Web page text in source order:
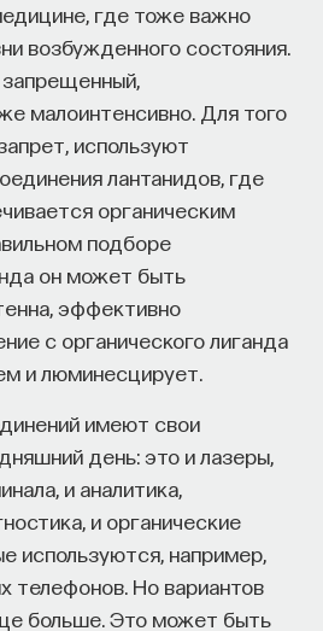
где тоже важно
возбужденного состояния.
малоинтенсивно. Для того
используют
лантанидов, где
органическим
подборе
он может быть
эффективно
с органического лиганда
и люминесцирует.
имеют свои
день: это и лазеры,
и аналитика,
и органические
используются, например,
телефонов. Но вариантов
больше. Это может быть